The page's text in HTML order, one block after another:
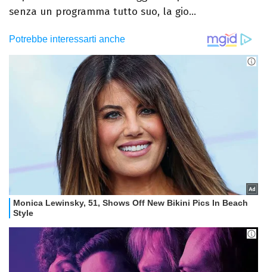
senza un programma tutto suo, la gio...